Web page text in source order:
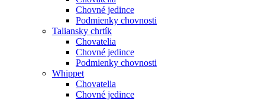
Chovné jedince
Podmienky chovnosti
Taliansky chrtík
Chovatelia
Chovné jedince
Podmienky chovnosti
Whippet
Chovatelia
Chovné jedince